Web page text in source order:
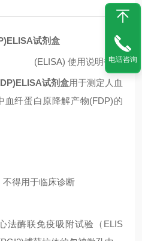
试剂盒
(ELISA) 使用说明书
试剂盒用于测定人血
血纤蛋白原降解产物(FDP)的
得用于临床诊断
法酶联免疫吸附试验（ELIS
电话咨询